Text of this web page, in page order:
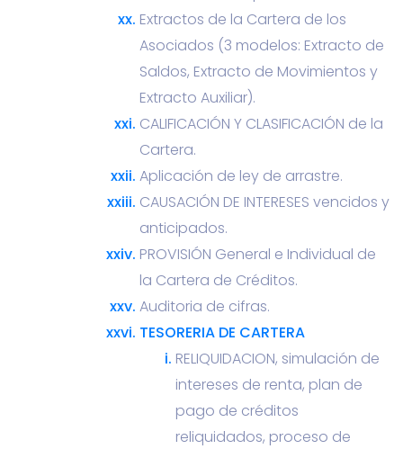
Extractos de la Cartera de los
Asociados (3 modelos: Extracto de
Saldos, Extracto de Movimientos y
Extracto Auxiliar).
CALIFICACIÓN Y CLASIFICACIÓN de la
Cartera.
Aplicación de ley de arrastre.
CAUSACIÓN DE INTERESES vencidos y
anticipados.
PROVISIÓN General e Individual de
la Cartera de Créditos.
Auditoria de cifras.
TESORERIA DE CARTERA
RELIQUIDACION, simulación de
intereses de renta, plan de
pago de créditos
reliquidados, proceso de